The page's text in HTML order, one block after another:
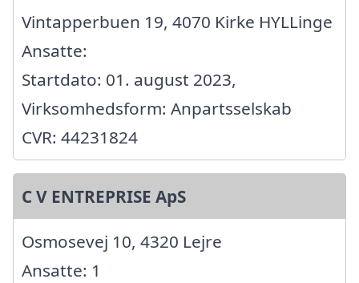
Vintapperbuen 19, 4070 Kirke HYLLinge
Ansatte:
Startdato: 01. august 2023,
Virksomhedsform: Anpartsselskab
CVR: 44231824
C V ENTREPRISE ApS
Osmosevej 10, 4320 Lejre
Ansatte: 1